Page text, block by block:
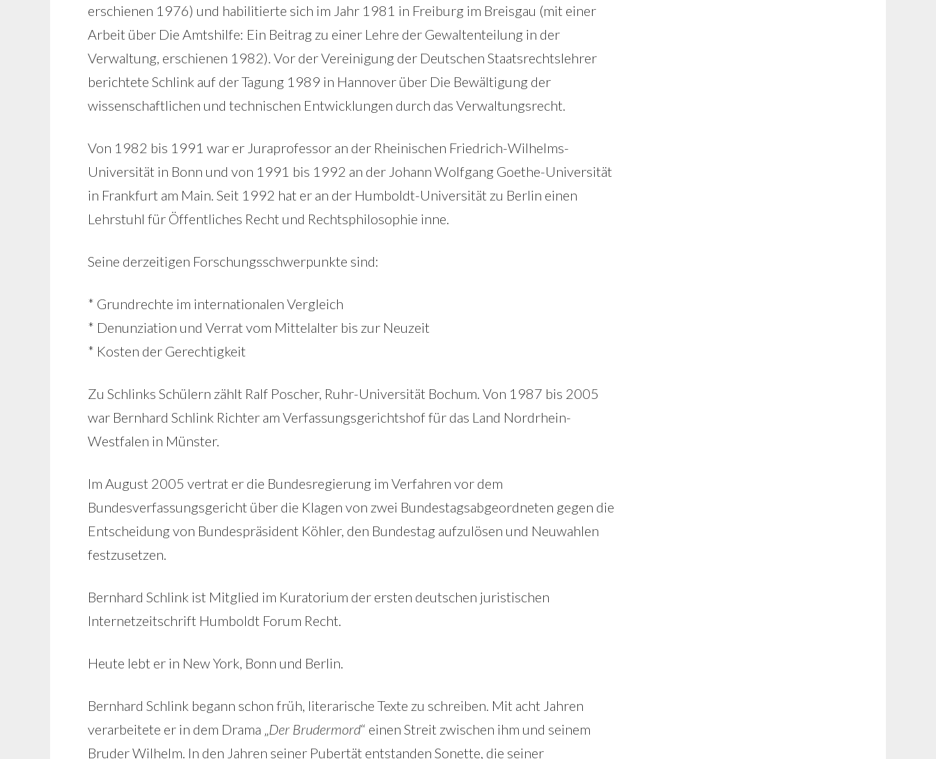
erschienen 1976) und habilitierte sich im Jahr 1981 in Freiburg im Breisgau (mit einer
Arbeit über Die Amtshilfe: Ein Beitrag zu einer Lehre der Gewaltenteilung in der
Verwaltung, erschienen 1982). Vor der Vereinigung der Deutschen Staatsrechtslehrer
berichtete Schlink auf der Tagung 1989 in Hannover über Die Bewältigung der
wissenschaftlichen und technischen Entwicklungen durch das Verwaltungsrecht.
Von 1982 bis 1991 war er Juraprofessor an der Rheinischen Friedrich-Wilhelms-
Universität in Bonn und von 1991 bis 1992 an der Johann Wolfgang Goethe-Universität
in Frankfurt am Main. Seit 1992 hat er an der Humboldt-Universität zu Berlin einen
Lehrstuhl für Öffentliches Recht und Rechtsphilosophie inne.
Seine derzeitigen Forschungsschwerpunkte sind:
* Grundrechte im internationalen Vergleich
* Denunziation und Verrat vom Mittelalter bis zur Neuzeit
* Kosten der Gerechtigkeit
Zu Schlinks Schülern zählt Ralf Poscher, Ruhr-Universität Bochum. Von 1987 bis 2005
war Bernhard Schlink Richter am Verfassungsgerichtshof für das Land Nordrhein-
Westfalen in Münster.
Im August 2005 vertrat er die Bundesregierung im Verfahren vor dem
Bundesverfassungsgericht über die Klagen von zwei Bundestagsabgeordneten gegen die
Entscheidung von Bundespräsident Köhler, den Bundestag aufzulösen und Neuwahlen
festzusetzen.
Bernhard Schlink ist Mitglied im Kuratorium der ersten deutschen juristischen
Internetzeitschrift Humboldt Forum Recht.
Heute lebt er in New York, Bonn und Berlin.
Bernhard Schlink begann schon früh, literarische Texte zu schreiben. Mit acht Jahren
verarbeitete er in dem Drama „Der Brudermord“ einen Streit zwischen ihm und seinem
Bruder Wilhelm. In den Jahren seiner Pubertät entstanden Sonette, die seiner